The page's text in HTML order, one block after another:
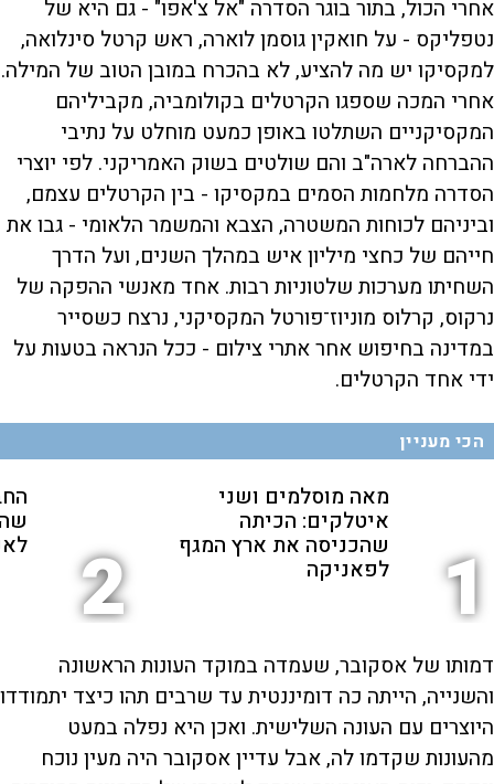
אחרי הכול, בתור בוגר הסדרה "אל צ'אפו" - גם היא של
נטפליקס - על חואקין גוסמן לוארה, ראש קרטל סינלואה,
למקסיקו יש מה להציע, לא בהכרח במובן הטוב של המילה.
אחרי המכה שספגו הקרטלים בקולומביה, מקביליהם
המקסיקניים השתלטו באופן כמעט מוחלט על נתיבי
ההברחה לארה"ב והם שולטים בשוק האמריקני. לפי יוצרי
הסדרה מלחמות הסמים במקסיקו - בין הקרטלים עצמם,
וביניהם לכוחות המשטרה, הצבא והמשמר הלאומי - גבו את
חייהם של כחצי מיליון איש במהלך השנים, ועל הדרך
השחיתו מערכות שלטוניות רבות. אחד מאנשי ההפקה של
נרקוס, קרלוס מוניוז־פורטל המקסיקני, נרצח כשסייר
במדינה בחיפוש אחר אתרי צילום - ככל הנראה בטעות על
ידי אחד הקרטלים.
הכי מעניין
1
מאה מוסלמים ושני
איטלקים: הכיתה
שהכניסה את ארץ המגף
לפאניקה 2
דמותו של אסקובר, שעמדה במוקד העונות הראשונה
והשנייה, הייתה כה דומיננטית עד שרבים תהו כיצד יתמודדו
היוצרים עם העונה השלישית. ואכן היא נפלה במעט
מהעונות שקדמו לה, אבל עדיין אסקובר היה מעין נוכח